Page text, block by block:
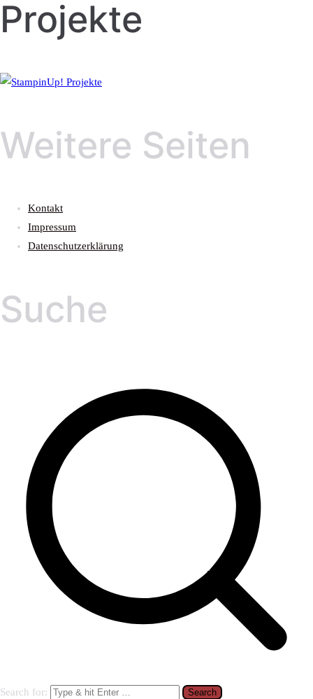
Projekte
Weitere Seiten
Kontakt
Impressum
Datenschutzerklärung
Suche
Search for: